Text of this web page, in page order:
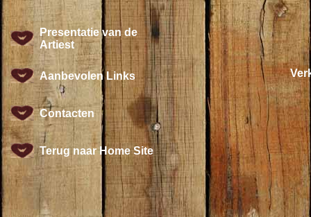
Presentatie van de
Artiest
Aanbevolen Links
Contacten
Terug naar Home Site